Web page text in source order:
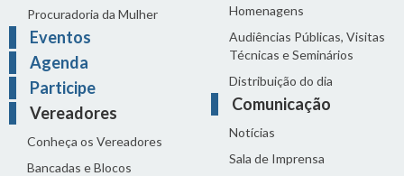
Procuradoria da Mulher
Eventos
Agenda
Participe
Vereadores
Conheça os Vereadores
Bancadas e Blocos
Homenagens
Audiências Públicas, Visitas
Técnicas e Seminários
Distribuição do dia
Comunicação
Notícias
Sala de Imprensa